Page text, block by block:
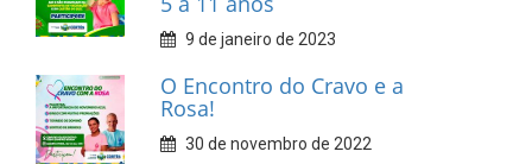
9 de janeiro de 2023
O Encontro do Cravo e a
Rosa!
30 de novembro de 2022